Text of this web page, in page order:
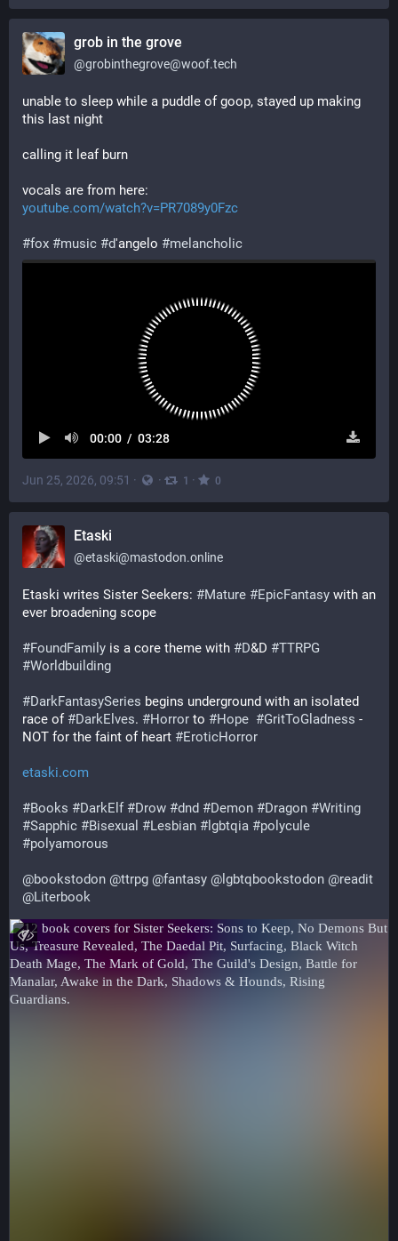
grob in the grove
@grobinthegrove@woof.tech
unable to sleep while a puddle of goop, stayed up making
this last night
calling it leaf burn
vocals are from here:
youtube.com/watch?v=PR7089y0Fzc
#fox #music #d'angelo #melancholic
00:00 / 03:28
Jun 25, 2026, 09:51 · · 1 · 0
Etaski
@etaski@mastodon.online
Etaski writes Sister Seekers: #Mature #EpicFantasy with an
ever broadening scope​
#FoundFamily is a core theme with #D&D #TTRPG
#Worldbuilding
#DarkFantasySeries begins underground with an isolated
race of #DarkElves. #Horror to #Hope #GritToGladness -
NOT for the faint of heart #EroticHorror
etaski.com
#Books #DarkElf #Drow #dnd #Demon #Dragon #Writing
#Sapphic #Bisexual #Lesbian # lgbtqia #polycule
#polyamorous
@bookstodon @ttrpg @fantasy @ lgbtqbookstodon @readit
@Literbook